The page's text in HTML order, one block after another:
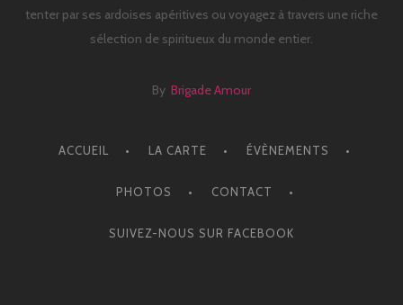
tenter par ses ardoises apéritives ou voyagez à travers une riche
sélection de spiritueux du monde entier.
By Brigade Amour
ACCUEIL LA CARTE ÉVÈNEMENTS
PHOTOS CONTACT
SUIVEZ-NOUS SUR FACEBOOK